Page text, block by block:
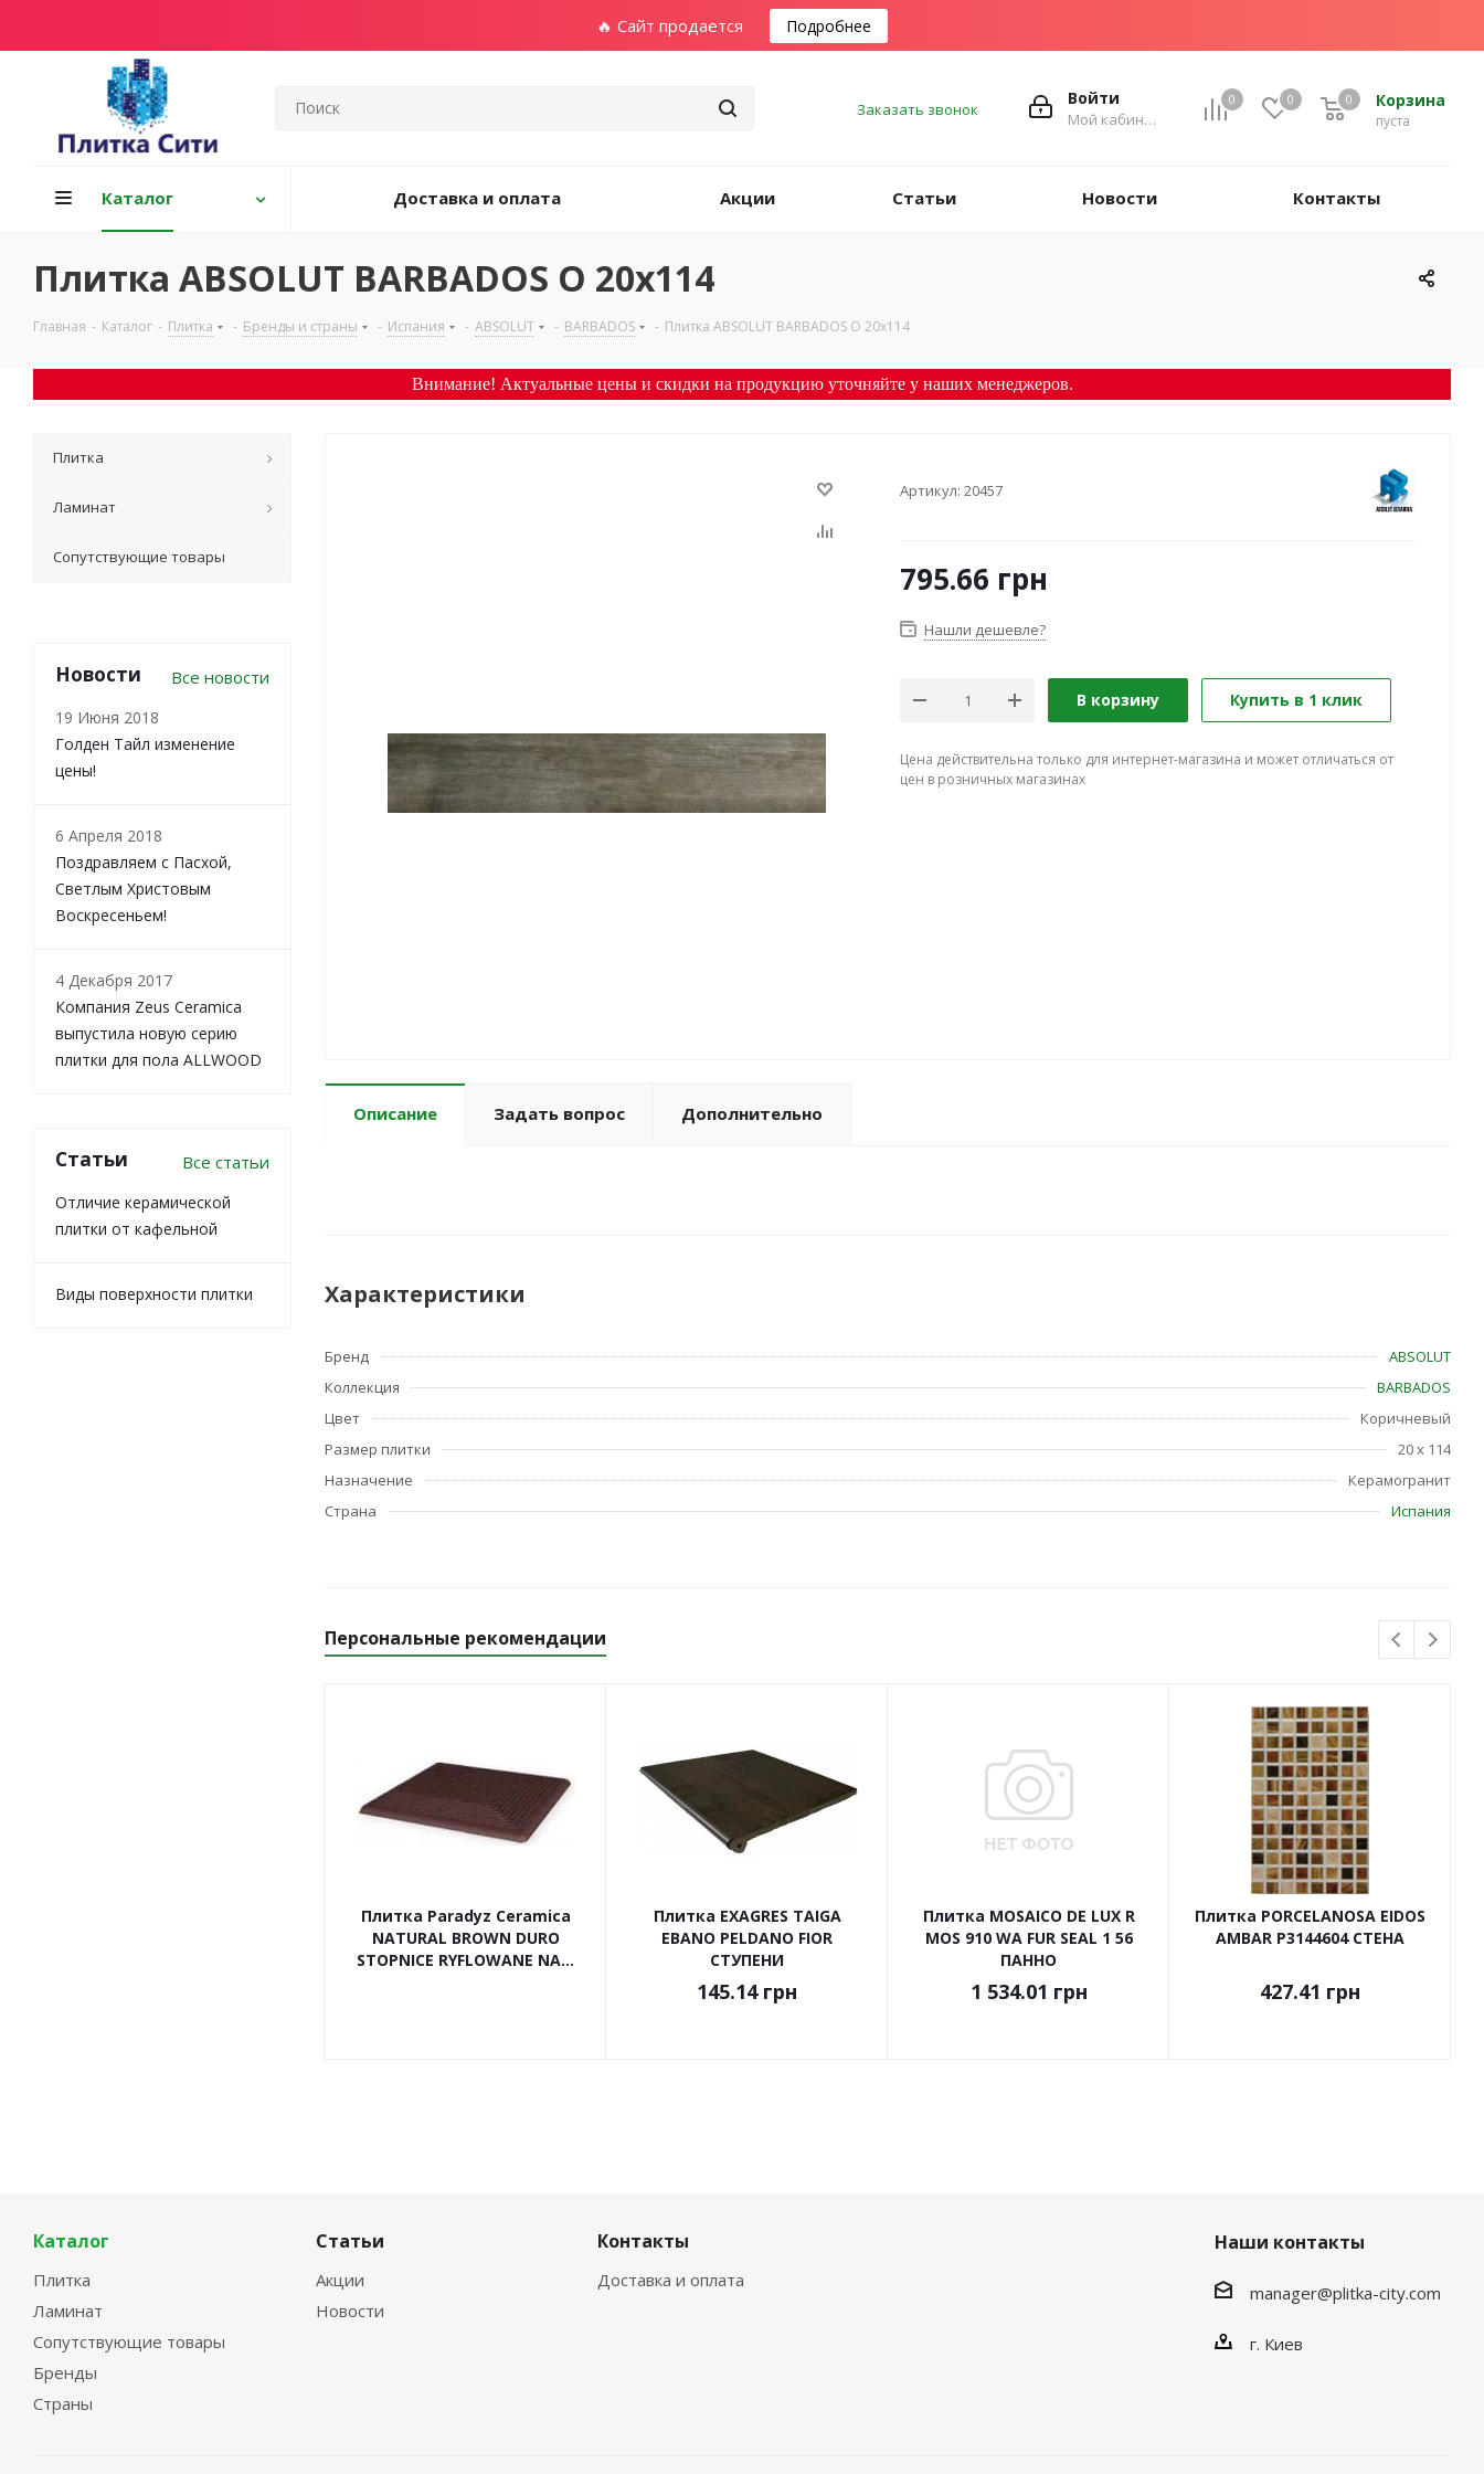
🔥 Сайт продается Подробнее
0 0 Корзина
пуста
0
Войти
Мой кабинет
Заказать звонок
Каталог Доставка и оплата Акции Статьи Новости Контакты
Плитка ABSOLUT BARBADOS O 20х114
Главная - Каталог - Плитка - Бренды и страны - Испания - ABSOLUT - BARBADOS - Плитка ABSOLUT BARBADOS O 20х114
Внимание! Актуальные цены и скидки на продукцию уточняйте у наших менеджеров.
Артикул: 20457
795.66 грн
Нашли дешевле?
В корзину Купить в 1 клик
Цена действительна только для интернет-магазина и может отличаться от
цен в розничных магазинах
Описание Задать вопрос Дополнительно
Характеристики
Бренд
ABSOLUT
Коллекция
BARBADOS
Цвет
Коричневый
Размер плитки
20 x 114
Назначение
Керамогранит
Страна
Испания
Персональные рекомендации
Плитка Paradyz Ceramica
NATURAL BROWN DURO
STOPNICE RYFLOWANE NA...
Плитка EXAGRES TAIGA
EBANO PELDANO FIOR
СТУПЕНИ
145.14грн
Плитка MOSAICO DE LUX R
MOS 910 WA FUR SEAL 1 56
ПАННО
1 534.01 грн
Плитка PORCELANOSA EIDOS
AMBAR P3144604 СТЕНА
427.41 грн
Плитка
Ламинат
Сопутствующие товары
Новости Все новости
19 Июня 2018
Голден Тайл изменение
цены!
6 Апреля 2018
Поздравляем с Пасхой,
Светлым Христовым
Воскресеньем!
4 Декабря 2017
Компания Zeus Ceramica
выпустила новую серию
плитки для пола ALLWOOD
Статьи Все статьи
Отличие керамической
плитки от кафельной
Виды поверхности плитки
Каталог
Плитка
Ламинат
Сопутствующие товары
Бренды
Страны
Статьи
Акции
Новости
Контакты
Доставка и оплата
Наши контакты
manager@plitka-city.com
г. Киев